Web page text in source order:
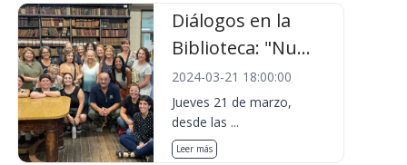
Diálogos en la
Biblioteca: "Nu...
2024-03-21 18:00:00
Jueves 21 de marzo,
desde las ...
Leer más